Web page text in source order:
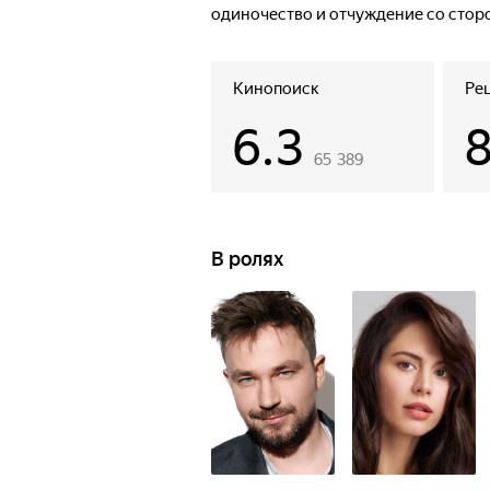
одиночество и отчуждение со
добровольно взяв его на себя, и
Кинопоиск
6.3 65 389 8
В ролях